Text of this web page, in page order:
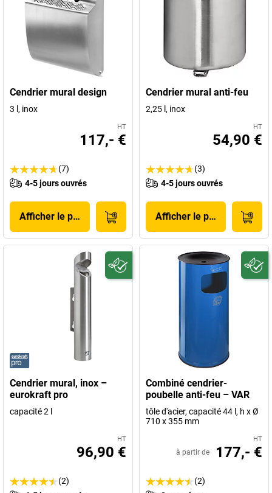
Cendrier mural design
3 l, inox
HT
117,- €
(7)
4-5 jours ouvrés
Afficher le produit
Cendrier mural anti-feu
2,25 l, inox
HT
54,90 €
(3)
4-5 jours ouvrés
Afficher le produit
Cendrier mural, inox –
eurokraft pro
capacité 2 l
HT
96,90 €
(2)
Combiné cendrier-
poubelle anti-feu – VAR
tôle d'acier, capacité 44 l, h x Ø
710 x 355 mm
HT
à partir de 177,- €
(2)